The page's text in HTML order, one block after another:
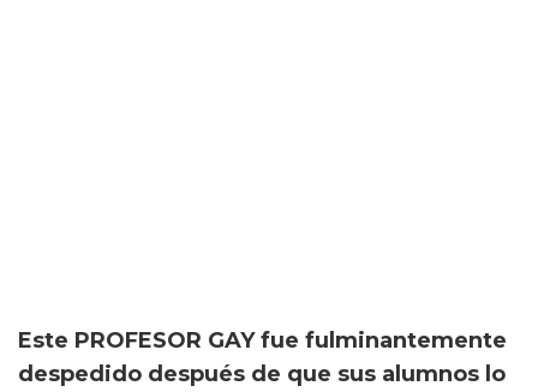
Este PROFESOR GAY fue fulminantemente
despedido después de que sus alumnos lo